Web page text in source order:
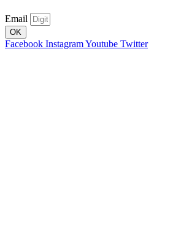
Email
OK
Facebook InstagramYoutube Twitter